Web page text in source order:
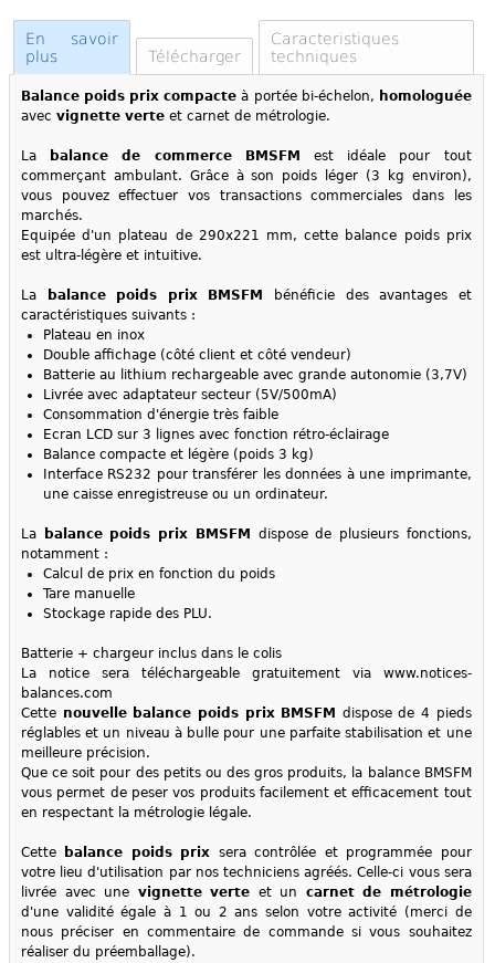
En savoir
plus
Télécharger
Caracteristiques
techniques
Balance poids prix compacteà portée bi-échelon, homologuée
avec vignette verte et carnet de métrologie.
La balance de commerce BMSFM
est idéale pour tout
commerçant ambulant. Grâce à son poids léger (3 kg environ),
vous pouvez effectuer vos transactions commerciales dans les
marchés.
Equipée d'un plateau de 290x221 mm, cette balance poids prix
est ultra-légère et intuitive.
La balance poids prix BMSFM
bénéficie des avantages et
caractéristiques suivants :
Plateau en inox
Double affichage (côté client et côté vendeur)
Batterie au lithium rechargeable avec grande autonomie (3,7V)
Livrée avec adaptateur secteur (5V/500mA)
Consommation d'énergie très faible
Ecran LCD sur 3 lignes avec fonction rétro-éclairage
Balance compacte et légère (poids 3 kg)
Interface RS232 pour transférer les données à une imprimante,
une caisse enregistreuse ou un ordinateur.
La balance poids prix BMSFM
dispose de plusieurs fonctions,
notamment :
Calcul de prix en fonction du poids
Tare manuelle
Stockage rapide des PLU.
Batterie + chargeur inclus dans le colis
La notice sera téléchargeable gratuitement via www.notices-
balances.com
Cette nouvelle balance poids prix BMSFM
dispose de 4 pieds
réglables et un niveau à bulle pour une parfaite stabilisation et une
meilleure précision.
Que ce soit pour des petits ou des gros produits, la balance BMSFM
vous permet de peser vos produits facilement et efficacement tout
en respectant la métrologie légale.
Cette balance poids prix sera contrôlée et programmée pour
votre lieu d'utilisation par nos techniciens agréés. Celle-ci vous sera
livrée avec une vignette verte et un carnet de métrologie
d'une validité égale à 1 ou 2 ans selon votre activité (merci de
nous préciser en commentaire de commande si vous souhaitez
réaliser du préemballage).